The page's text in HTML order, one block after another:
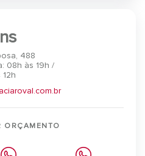
488
08h às 19h /
ORÇAMENTO